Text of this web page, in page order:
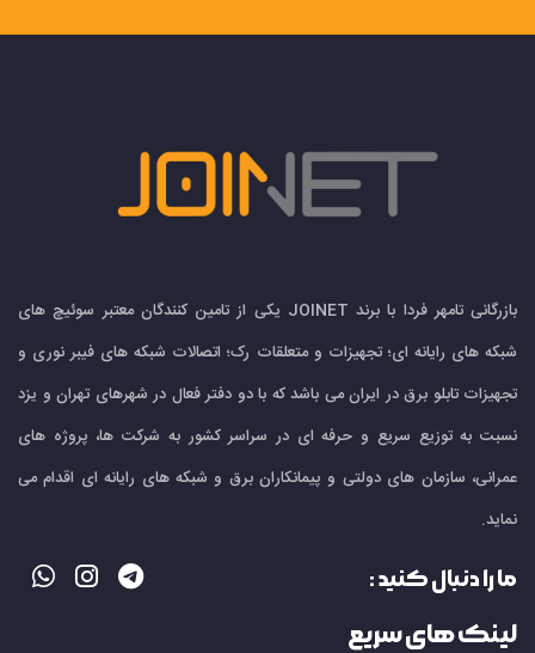
بازرگانی تامهر فردا با برند JOINET یکی از تامین کنندگان معتبر سوئیچ های
شبکه های رایانه ای؛ تجهیزات و متعلقات رک؛ اتصالات شبکه های فیبر نوری و
تجهیزات تابلو برق در ایران می باشد که با دو دفتر فعال در شهرهای تهران و یزد
نسبت به توزیع سریع و حرفه ای در سراسر کشور به شرکت ها، پروژه های
عمرانی، سازمان های دولتی و پیمانکاران برق و شبکه های رایانه ای اقدام می
نماید.
ما را دنبال کنید :
لینک های سریع